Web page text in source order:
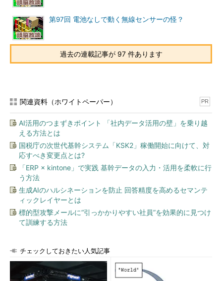
第97回 電池なしで動く無線センサーの怪？
過去の連載記事が 97 件あります
関連資料（ホワイトペーパー） PR
AI活用のつまずきポイント 「社内データ活用の壁」を乗り越
える方法とは
国税庁の次世代基幹システム「KSK2」稼働開始に向けて、対
応すべき変更点とは?
「ERP × kintone」で実践 基幹データの入力・活用を柔軟に行
う方法
生成AIのハルシネーションを防止 回答精度を高めるセマンテ
ィックレイヤーとは
標的型攻撃メールに“引っかかりやすい社員”を効果的に見つけ
て訓練する方法
チェックしておきたい人気記事